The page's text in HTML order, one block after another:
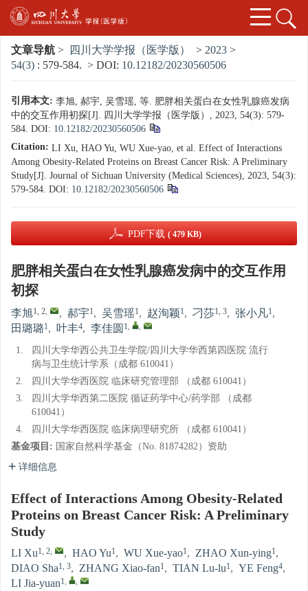
文章导航 > 四川大学学报（医学版） > 2023 >
54(3) : 579-584. > DOI: 10.12182/20230560506
引用本文: 李旭, 郝宇, 吴雪瑶, 等. 肥胖相关蛋白在女性乳腺癌发病
中的交互作用初探[J]. 四川大学学报（医学版）, 2023, 54(3): 579-
584. DOI: 10.12182/20230560506
Citation: LI Xu, HAO Yu, WU Xue-yao, et al. Effect of Interactions
Among Obesity-Related Proteins on Breast Cancer Risk: A Preliminary
Study[J]. Journal of Sichuan University (Medical Sciences), 2023, 54(3):
579-584. DOI: 10.12182/20230560506
PDF下载 ( 479 KB)
肥胖相关蛋白在女性乳腺癌发病中的交互作用
初探
李旭1, 2, , 郝宇1, 吴雪瑶1, 赵洵颖1, 刁莎1, 3, 张小凡1,
田璐璐1, 叶丰4, 李佳圆 1, ,
1.
四川大学华西公共卫生学院/四川大学华西第四医院 流行
病与卫生统计学系（成都 610041）
2.
四川大学华西医院 临床研究管理部 （成都 610041）
3.
四川大学华西第二医院 循证药学中心/药学部 （成都
610041）
4.
四川大学华西医院 临床病理研究所 （成都 610041）
基金项目: 国家自然科学基金（No. 81874282）资助
详细信息
Effect of Interactions Among Obesity-Related
Proteins on Breast Cancer Risk: A Preliminary
Study
LI Xu1, 2, , HAO Yu1, WU Xue-yao1, ZHAO Xun-ying1,
DIAO Sha1, 3, ZHANG Xiao-fan1, TIAN Lu-lu1, YE Feng4,
LI Jia-yuan1, ,